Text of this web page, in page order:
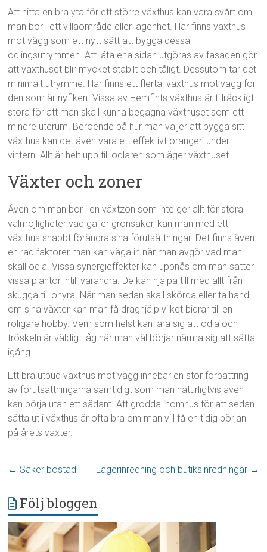
Att hitta en bra yta för ett större växthus kan vara svårt om
man bor i ett villaområde eller lägenhet. Här finns växthus
mot vägg som ett nytt sätt att bygga dessa
odlingsutrymmen. Att låta ena sidan utgöras av fasaden gör
att växthuset blir mycket stabilt och tåligt. Dessutom tar det
minimalt utrymme. Här finns ett flertal växthus mot vägg för
den som är nyfiken. Vissa av Hemfints växthus är tillräckligt
stora för att man skall kunna begagna växthuset som ett
mindre uterum. Beroende på hur man väljer att bygga sitt
växthus kan det även vara ett effektivt orangeri under
vintern. Allt är helt upp till odlaren som äger växthuset.
Växter och zoner
Även om man bor i en växtzon som inte ger allt för stora
valmöjligheter vad gäller grönsaker, kan man med ett
växthus snabbt förändra sina förutsättningar. Det finns även
en rad faktorer man kan väga in när man avgör vad man
skall odla. Vissa synergieffekter kan uppnås om man sätter
vissa plantor intill varandra. De kan hjälpa till med allt från
skugga till ohyra. När man sedan skall skörda eller ta hand
om sina växter kan man få draghjälp vilket bidrar till en
roligare hobby. Vem som helst kan lära sig att odla och
tröskeln är väldigt låg när man väl börjar närma sig att sätta
igång.
Ett bra utbud växthus mot vägg innebär en stor förbättring
av förutsättningarna samtidigt som man naturligtvis även
kan börja utan ett sådant. Att grodda inomhus för att sedan
sätta ut i växthus är ofta bra om man vill få en tidig början
på årets växter.
← Säker bostad Lagerinredning och butiksinredningar →
Följ bloggen